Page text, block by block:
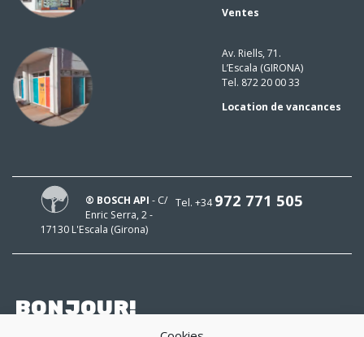
Ventes
Av. Riells, 71.
L’Escala (GIRONA)
Tel. 872 20 00 33
Location de vancances
Tel. +34972 771 505
® BOSCH API - C/
Enric Serra, 2 -
17130 L'Escala (Girona)
BONJOUR!